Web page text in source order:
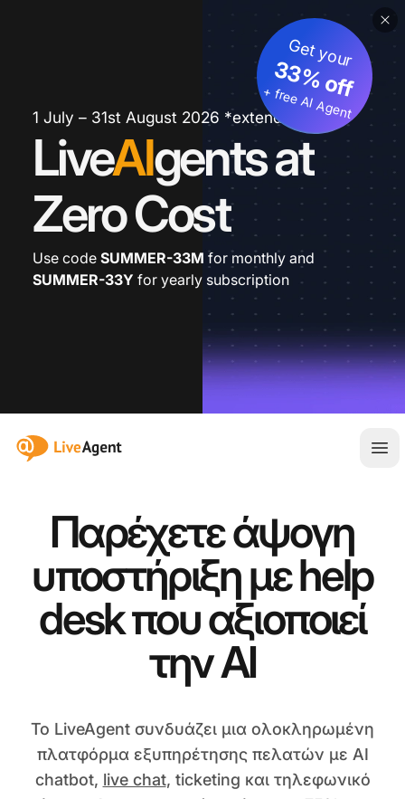
1 July – 31st August 2026 *extended
LiveAIgents at
Zero Cost
Get your
33% off
+ free AI Agent
Use code SUMMER-33M for monthly and
SUMMER-33Y for yearly subscription
:site.title
Παρέχετε άψογη
υποστήριξη με help
desk που αξιοποιεί
την AI
Το LiveAgent συνδυάζει μια ολοκληρωμένη
πλατφόρμα εξυπηρέτησης πελατών με AI
chatbot, live chat, ticketing και τηλεφωνικό